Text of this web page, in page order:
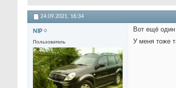
24.09.2021, 16:34
NIP
Пользователь
Вот ещё один
У меня тоже